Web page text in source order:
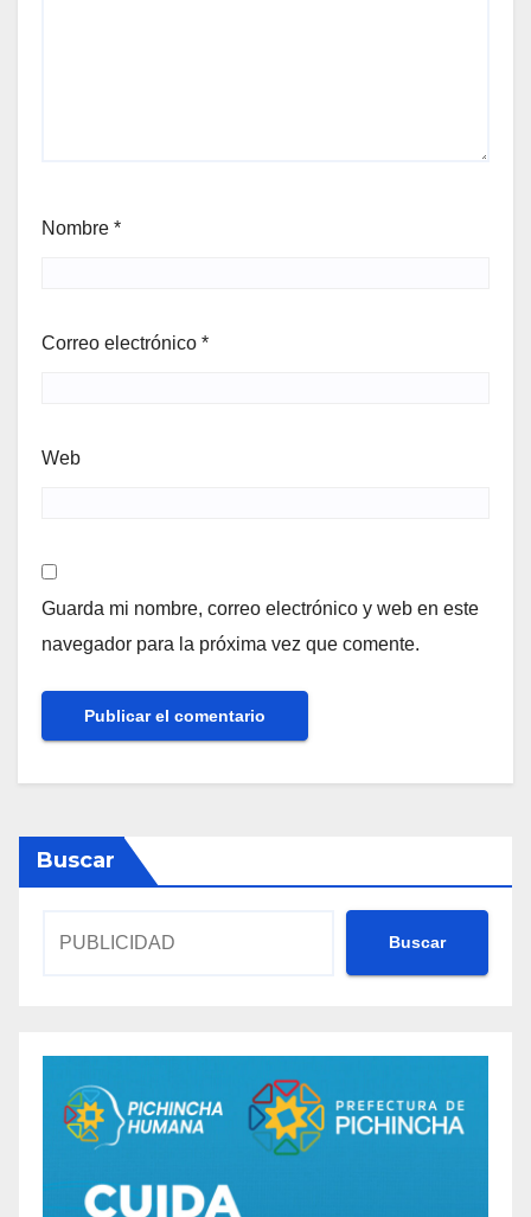
Nombre *
Correo electrónico *
Web
Guarda mi nombre, correo electrónico y web en este
navegador para la próxima vez que comente.
Buscar
Buscar